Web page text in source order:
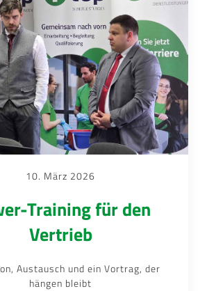
10. März 2026
Training für den
Vertrieb
Austausch und ein Vortrag, der
hängen bleibt